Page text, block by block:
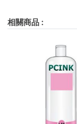
相關商品 :